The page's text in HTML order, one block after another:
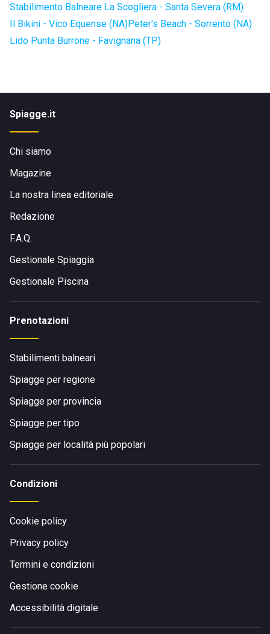
Stabilimento Balneare La Scogliera - Santa Severa (RM)
Il Bikini - Vico Equense (NA)Peter's Beach - Sorrento (NA)
Lido Punta Burrone - Favignana (TP)
Spiagge.it
Chi siamo
Magazine
La nostra linea editoriale
Redazione
F.A.Q.
Gestionale Spiaggia
Gestionale Piscina
Prenotazioni
Stabilimenti balneari
Spiagge per regione
Spiagge per provincia
Spiagge per tipo
Spiagge per località più popolari
Condizioni
Cookie policy
Privacy policy
Termini e condizioni
Gestione cookie
Accessibilità digitale